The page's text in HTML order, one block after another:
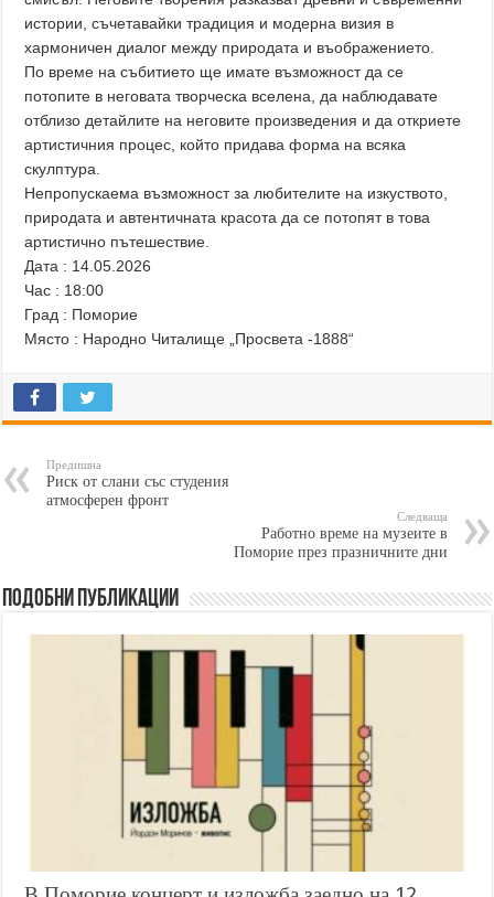
истории, съчетавайки традиция и модерна визия в
хармоничен диалог между природата и въображението.
По време на събитието ще имате възможност да се
потопите в неговата творческа вселена, да наблюдавате
отблизо детайлите на неговите произведения и да откриете
артистичния процес, който придава форма на всяка
скулптура.
Непропускаема възможност за любителите на изкуството,
природата и автентичната красота да се потопят в това
артистично пътешествие.
Дата : 14.05.2026
Час : 18:00
Град : Поморие
Място : Народно Читалище „Просвета -1888“
Предишна
Риск от слани със студения
атмосферен фронт
Следваща
Работно време на музеите в
Поморие през празничните дни
Подобни публикации